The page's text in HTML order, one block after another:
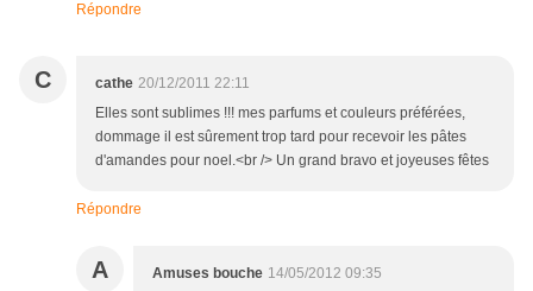
Répondre
C cathe 20/12/2011 22:11
Elles sont sublimes !!! mes parfums et couleurs préférées,
dommage il est sûrement trop tard pour recevoir les pâtes
d'amandes pour noel.<br /> Un grand bravo et joyeuses fêtes
Répondre
A Amuses bouche 14/05/2012 09:35